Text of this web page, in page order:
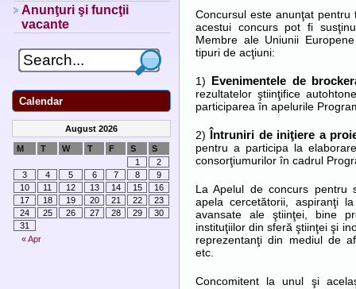
Concursul este anunţat
acestui concurs pot fi
Membre ale Uniunii
tipuri de acţiuni:
1)
Evenimentele de
rezultatelor ştiinţifice
participarea în apelurile
2)
Întruniri de iniţiere a
pentru a participa la
consorţiumurilor în cadrul
La Apelul de concurs pentru
apela cercetătorii, aspiranţi
avansate ale ştiinţei, bine
instituţiilor din sferă ştiinţei şi
reprezentanţi din mediul de
etc.
Concomitent la unul şi
Anunţuri şi funcţii
vacante
Calendar
August 2026
M T W T F S S
« Apr
1
2
3
4 5 6 7 8
9
10
11 12 13 14 15
16
17
18 19 20 21 22
23
24
25 26 27 28 29
30
31